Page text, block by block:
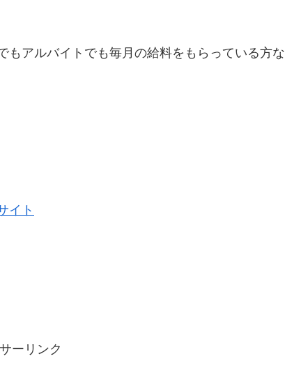
もアルバイトでも毎月の給料をもらっている方な
イト
ーリンク